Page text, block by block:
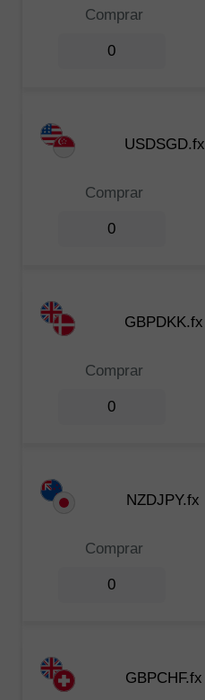
Comprar
0
USDSGD.fx
Comprar
0
GBPDKK.fx
Comprar
0
NZDJPY.fx
Comprar
0
GBPCHF.fx